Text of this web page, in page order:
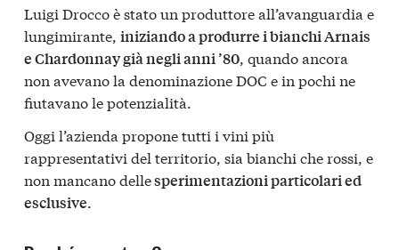
Luigi Drocco è stato un produttore all’avanguardia e
lungimirante, iniziando a produrre i bianchi Arnais
e Chardonnay già negli anni ’80, quando ancora
non avevano la denominazione DOC e in pochi ne
fiutavano le potenzialità.
Oggi l’azienda propone tutti i vini più
rappresentativi del territorio, sia bianchi che rossi, e
non mancano dellesperimentazioni particolari ed
esclusive.